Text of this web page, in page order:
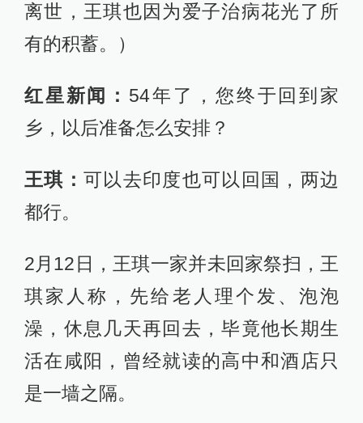
离世，王琪也因为爱子治病花光了所
有的积蓄。）
红星新闻： 54年了，您终于回到家
乡，以后准备怎么安排？
王琪： 可以去印度也可以回国，两边
都行。
2月12日，王琪一家并未回家祭扫，王
琪家人称，先给老人理个发、泡泡
澡，休息几天再回去，毕竟他长期生
活在咸阳，曾经就读的高中和酒店只
是一墙之隔。